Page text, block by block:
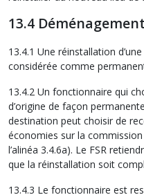
13.4
13.4.1 Une réinstallation
considérée comme
13.4.2 Un fonctionnaire qui
d’origine de façon
destination peut choisir de
économies sur la
l’alinéa 3.4.6a). Le FSR
que la réinstallation soit
13.4.3 Le fonctionnaire est